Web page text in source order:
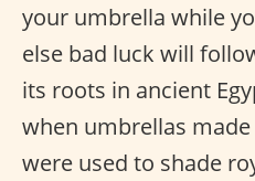
your umbrella while
else bad luck will
its roots in ancient
when umbrellas
were used to shade